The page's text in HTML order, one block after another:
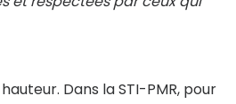
Dans la STI-PMR, pour